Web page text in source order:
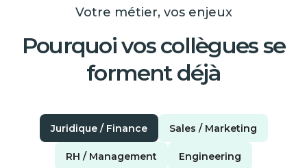
Votre métier, vos enjeux
Pourquoi vos collègues se
forment déjà
Juridique / Finance Sales / Marketing
RH / Management Engineering